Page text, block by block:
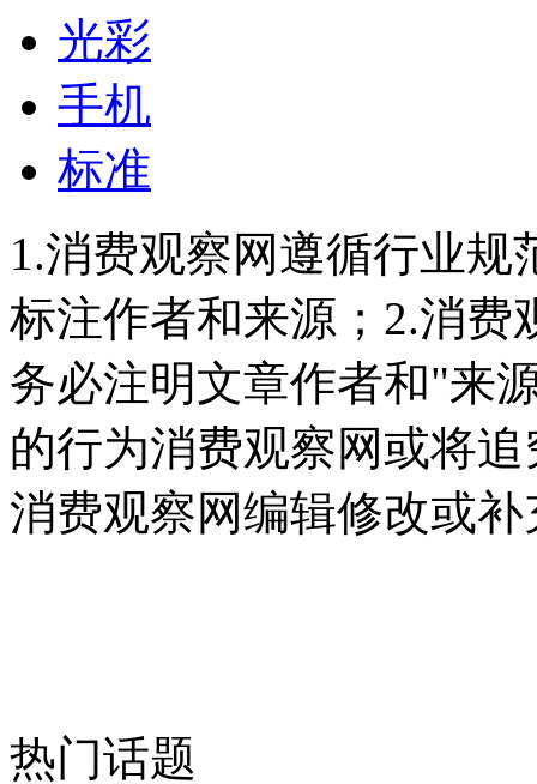
光彩
手机
标准
1.消费观察网遵循行业
标注作者和来源；2.消费
务必注明文章作者和"来
的行为消费观察网或将
消费观察网编辑修改或补
热门话题